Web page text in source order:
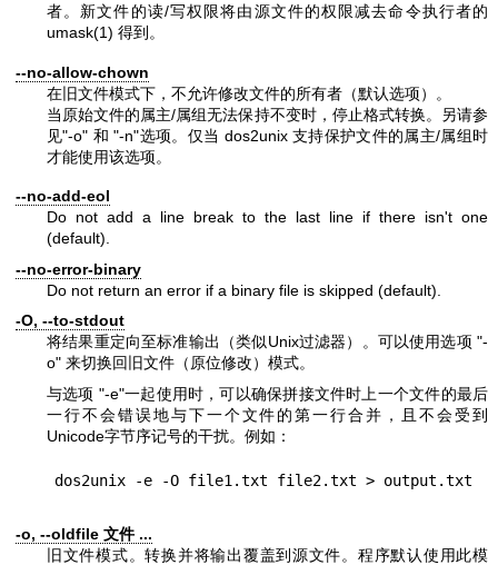
者。新文件的读/写权限将由源文件的权限减去命令执行者的
umask(1) 得到。
--no-allow-chown
在旧文件模式下，不允许修改文件的所有者（默认选项）。
当原始文件的属主/属组无法保持不变时，停止格式转换。另请参
见"-o" 和"-n"选项。仅当 dos2unix 支持保护文件的属主/属组时
才能使用该选项。
--no-add-eol
Do not add a line break to the last line if there isn't one
(default).
--no-error-binary
Do not return an error if a binary file is skipped (default).
-O, --to-stdout
将结果重定向至标准输出（类似Unix过滤器）。可以使用选项 "-
o" 来切换回旧文件（原位修改）模式。
与选项 "-e"一起使用时，可以确保拼接文件时上一个文件的最后
一行不会错误地与下一个文件的第一行合并，且不会受到
Unicode字节序记号的干扰。例如：
-o, --oldfile 文件 ...
旧文件模式。转换并将输出覆盖到源文件。程序默认使用此模